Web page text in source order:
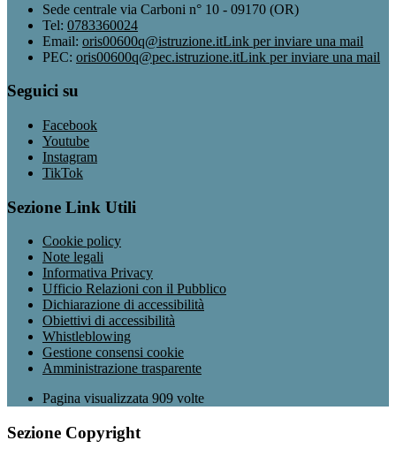
Sede centrale via Carboni n° 10 - 09170 (OR)
Tel: 0783360024
Email: oris00600q@istruzione.itLink per inviare una mail
PEC: oris00600q@pec.istruzione.itLink per inviare una mail
Seguici su
Facebook
Youtube
Instagram
TikTok
Sezione Link Utili
Cookie policy
Note legali
Informativa Privacy
Ufficio Relazioni con il Pubblico
Dichiarazione di accessibilità
Obiettivi di accessibilità
Whistleblowing
Gestione consensi cookie
Amministrazione trasparente
Pagina visualizzata 909 volte
Sezione Copyright